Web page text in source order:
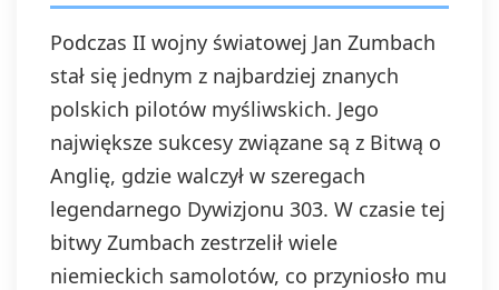
Podczas II wojny światowej Jan Zumbach
stał się jednym z najbardziej znanych
polskich pilotów myśliwskich. Jego
największe sukcesy związane są z Bitwą o
Anglię, gdzie walczył w szeregach
legendarnego Dywizjonu 303. W czasie tej
bitwy Zumbach zestrzelił wiele
niemieckich samolotów, co przyniosło mu